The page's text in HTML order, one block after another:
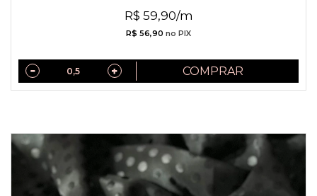
R$ 59,90/m
R$ 56,90 no PIX
COMPRAR